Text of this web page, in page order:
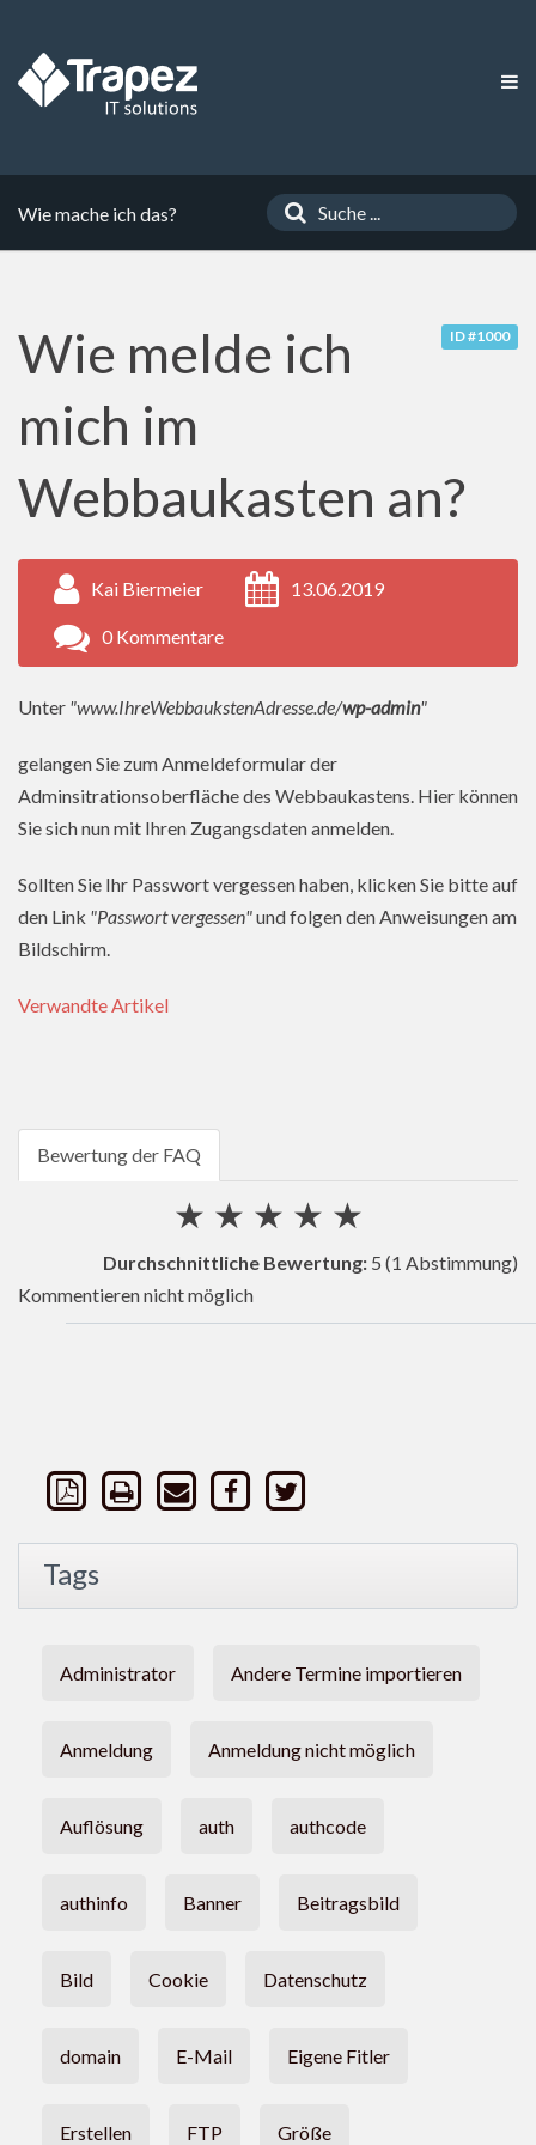
Wie mache ich das?
ID #1000
Wie melde ich
mich im
Webbaukasten an?
Kai Biermeier 13.06.2019
0 Kommentare
Unter "www.IhreWebbaukstenAdresse.de/wp-admin"
gelangen Sie zum Anmeldeformular der
Adminsitrationsoberfläche des Webbaukastens. Hier können
Sie sich nun mit Ihren Zugangsdaten anmelden.
Sollten Sie Ihr Passwort vergessen haben, klicken Sie bitte auf
den Link "Passwort vergessen"und folgen den Anweisungen am
Bildschirm.
Verwandte Artikel
Bewertung der FAQ
★
★
★
★
★
Durchschnittliche Bewertung: 5 (1 Abstimmung)
Kommentieren nicht möglich
Tags
Administrator Andere Termine importieren
Anmeldung Anmeldung nicht möglich
Auflösung auth authcode
authinfo Banner Beitragsbild
Bild Cookie Datenschutz
domain E-Mail Eigene Fitler
Erstellen FTP Größe